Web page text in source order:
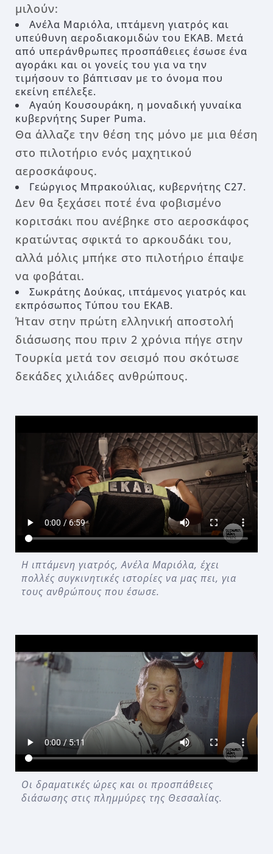
μιλούν:
Ανέλα Μαριόλα, ιπτάμενη γιατρός και
υπεύθυνη αεροδιακομιδών του ΕΚΑΒ. Μετά
από υπεράνθρωπες προσπάθειες έσωσε ένα
αγοράκι και οι γονείς του για να την
τιμήσουν το βάπτισαν με το όνομα που
εκείνη επέλεξε.
Αγαύη Κουσουράκη, η μοναδική γυναίκα
κυβερνήτης Super Puma.
Θα άλλαζε την θέση της μόνο με μια θέση
στο πιλοτήριο ενός μαχητικού
αεροσκάφους.
Γεώργιος Μπρακούλιας, κυβερνήτης C27.
Δεν θα ξεχάσει ποτέ ένα φοβισμένο
κοριτσάκι που ανέβηκε στο αεροσκάφος
κρατώντας σφικτά το αρκουδάκι του,
αλλά μόλις μπήκε στο πιλοτήριο έπαψε
να φοβάται.
Σωκράτης Δούκας, ιπτάμενος γιατρός και
εκπρόσωπος Τύπου του ΕΚΑΒ.
Ήταν στην πρώτη ελληνική αποστολή
διάσωσης που πριν 2 χρόνια πήγε στην
Τουρκία μετά τον σεισμό που σκότωσε
δεκάδες χιλιάδες ανθρώπους.
Η ιπτάμενη γιατρός, Ανέλα Μαριόλα, έχει
πολλές συγκινητικές ιστορίες να μας πει, για
τους ανθρώπους που έσωσε.
Οι δραματικές ώρες και οι προσπάθειες
διάσωσης στις πλημμύρες της Θεσσαλίας.